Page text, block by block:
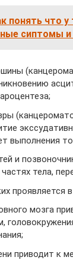
понять что у
сиптомы и
выполнения
и
тела,
проявляется
мозга
приводит к